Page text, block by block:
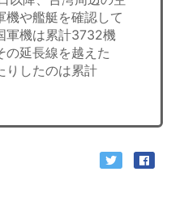
機や艦艇を確認して
軍機は累計3732機
の延長線を越えた
りしたのは累計